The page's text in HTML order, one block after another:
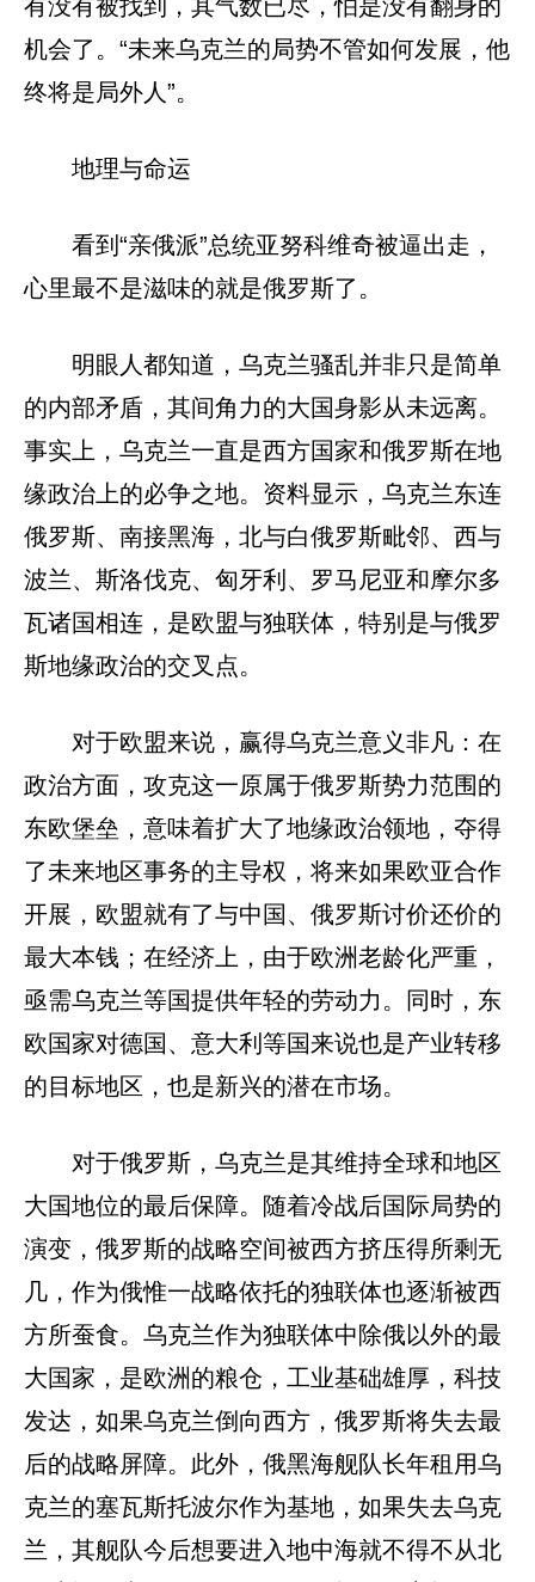
有没有被找到，其气数已尽，怕是没有翻身的
机会了。“未来乌克兰的局势不管如何发展，他
终将是局外人”。
地理与命运
看到“亲俄派”总统亚努科维奇被逼出走，
心里最不是滋味的就是俄罗斯了。
明眼人都知道，乌克兰骚乱并非只是简单
的内部矛盾，其间角力的大国身影从未远离。
事实上，乌克兰一直是西方国家和俄罗斯在地
缘政治上的必争之地。资料显示，乌克兰东连
俄罗斯、南接黑海，北与白俄罗斯毗邻、西与
波兰、斯洛伐克、匈牙利、罗马尼亚和摩尔多
瓦诸国相连，是欧盟与独联体，特别是与俄罗
斯地缘政治的交叉点。
对于欧盟来说，赢得乌克兰意义非凡：在
政治方面，攻克这一原属于俄罗斯势力范围的
东欧堡垒，意味着扩大了地缘政治领地，夺得
了未来地区事务的主导权，将来如果欧亚合作
开展，欧盟就有了与中国、俄罗斯讨价还价的
最大本钱；在经济上，由于欧洲老龄化严重，
亟需乌克兰等国提供年轻的劳动力。同时，东
欧国家对德国、意大利等国来说也是产业转移
的目标地区，也是新兴的潜在市场。
对于俄罗斯，乌克兰是其维持全球和地区
大国地位的最后保障。随着冷战后国际局势的
演变，俄罗斯的战略空间被西方挤压得所剩无
几，作为俄惟一战略依托的独联体也逐渐被西
方所蚕食。乌克兰作为独联体中除俄以外的最
大国家，是欧洲的粮仓，工业基础雄厚，科技
发达，如果乌克兰倒向西方，俄罗斯将失去最
后的战略屏障。此外，俄黑海舰队长年租用乌
克兰的塞瓦斯托波尔作为基地，如果失去乌克
兰，其舰队今后想要进入地中海就不得不从北